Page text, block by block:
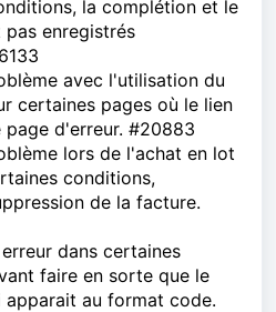
la complétion et le
enregistrés
avec l'utilisation du
certaines pages où le lien
d'erreur. #20883
lors de l'achat en lot
conditions,
de la facture.
dans certaines
faire en sorte que le
au format code.